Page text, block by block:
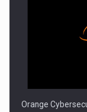
Orange